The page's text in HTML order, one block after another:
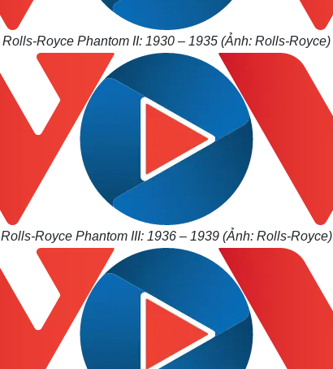
Rolls-Royce Phantom II: 1930 – 1935 (Ảnh: Rolls-Royce)
Rolls-Royce Phantom III: 1936 – 1939 (Ảnh: Rolls-Royce)